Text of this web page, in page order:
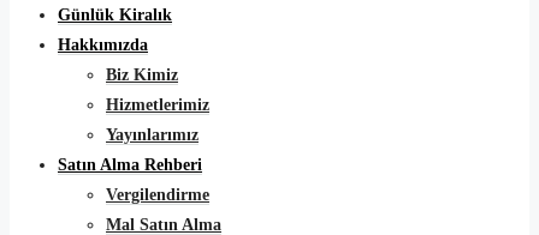
Günlük Kiralık
Hakkımızda
Biz Kimiz
Hizmetlerimiz
Yayınlarımız
Satın Alma Rehberi
Vergilendirme
Mal Satın Alma